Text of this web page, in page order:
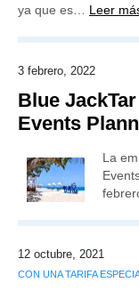
ya que es… Leer
3 febrero, 2022
Blue
Events
La
12 octubre, 2021
CON UNA TARIFA